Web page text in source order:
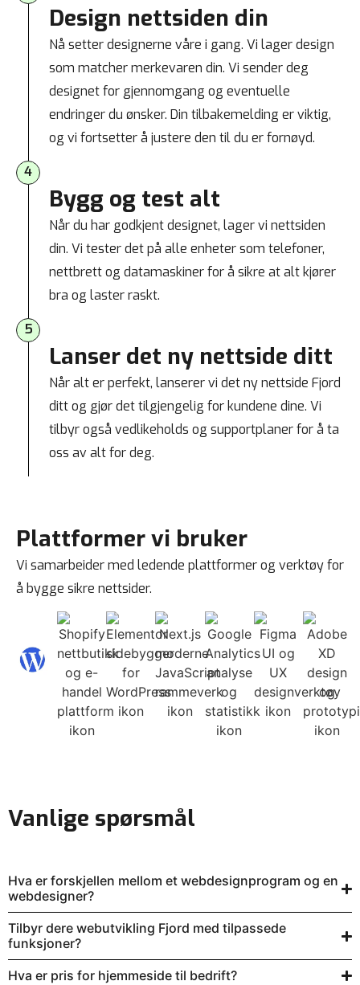
Design nettsiden din
Nå setter designerne våre i gang. Vi lager design
som matcher merkevaren din. Vi sender deg
designet for gjennomgang og eventuelle
endringer du ønsker. Din tilbakemelding er viktig,
og vi fortsetter å justere den til du er fornøyd.
4
Bygg og test alt
Når du har godkjent designet, lager vi nettsiden
din. Vi tester det på alle enheter som telefoner,
nettbrett og datamaskiner for å sikre at alt kjører
bra og laster raskt.
5
Lanser det ny nettside ditt
Når alt er perfekt, lanserer vi det ny nettside Fjord
ditt og gjør det tilgjengelig for kundene dine. Vi
tilbyr også vedlikeholds og supportplaner for å ta
oss av alt for deg.
Plattformer vi bruker
Vi samarbeider med ledende plattformer og verktøy for
å bygge sikre nettsider.
Vanlige spørsmål
Hva er forskjellen mellom et webdesignprogram og en
webdesigner?
Tilbyr dere webutvikling Fjord med tilpassede
funksjoner?
Hva er pris for hjemmeside til bedrift?